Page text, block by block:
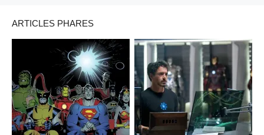
ARTICLES PHARES